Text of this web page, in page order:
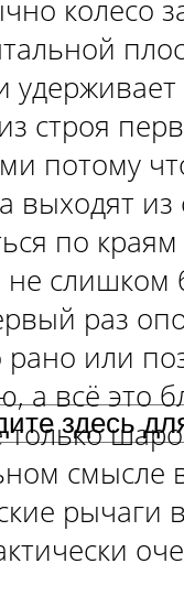
ВАЗ
ВАЗ 2190
ВАЗ 1111
ЛАДА
колесо
строя
потому
выходят
по
не
раз
рано или
а всё это
только
смысле
рычаги